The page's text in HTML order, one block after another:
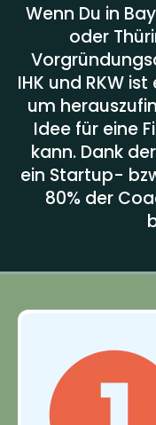
Wenn Du in
oder
IHK und RKW
um
Idee für eine
kann. Dank
ein Startup-
80% der